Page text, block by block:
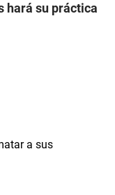
hará su práctica